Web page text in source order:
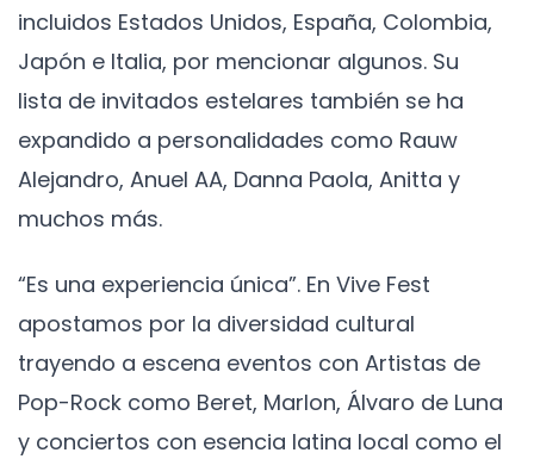
incluidos Estados Unidos, España, Colombia,
Japón e Italia, por mencionar algunos. Su
lista de invitados estelares también se ha
expandido a personalidades como Rauw
Alejandro, Anuel AA, Danna Paola, Anitta y
muchos más.
“Es una experiencia única”. En Vive Fest
apostamos por la diversidad cultural
trayendo a escena eventos con Artistas de
Pop-Rock como Beret, Marlon, Álvaro de Luna
y conciertos con esencia latina local como el